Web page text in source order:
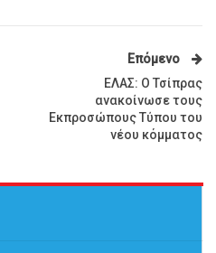
Επόμενο
ΕΛΑΣ: Ο Τσίπρας
ανακοίνωσε τους
Εκπροσώπους Τύπου του
νέου κόμματος